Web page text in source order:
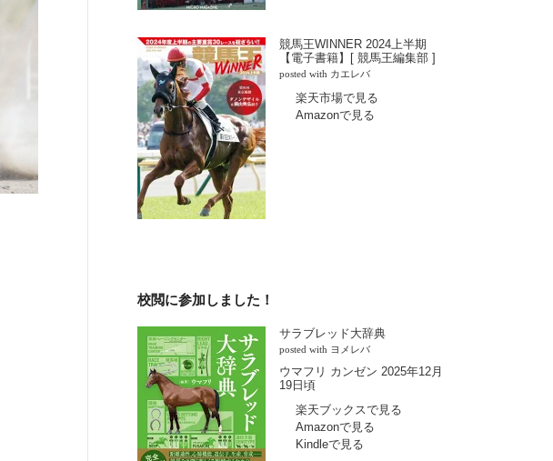
競馬王WINNER 2024上半期
【電子書籍】[ 競馬王編集部 ]
posted with カエレバ
楽天市場で見る
Amazonで見る
校閲に参加しました！
サラブレッド大辞典
posted with ヨメレバ
ウマフリ カンゼン 2025年12月
19日頃
楽天ブックスで見る
Amazonで見る
Kindleで見る